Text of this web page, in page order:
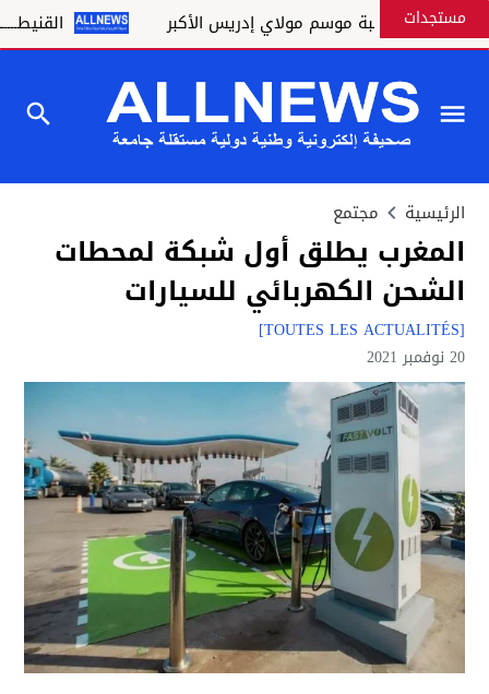
مستجدات
بمناسبة موسم مولاي إدريس الأكبر القنيطـــــرة
الرئيسية مجتمع
المغرب يطلق أول شبكة لمحطات
الشحن الكهربائي للسيارات
[TOUTES LES ACTUALITÉS]
20 نوفمبر 2021